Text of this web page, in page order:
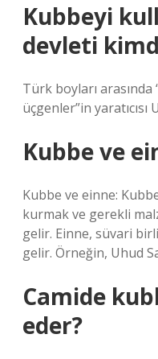
Kubbeyi
devleti
Türk boyları arasında
üçgenler”in yaratıcısı
Kubbe ve
Kubbe ve einne:
kurmak ve gerekli
gelir. Einne, süvari
gelir. Örneğin, Uhud
Camide
eder?